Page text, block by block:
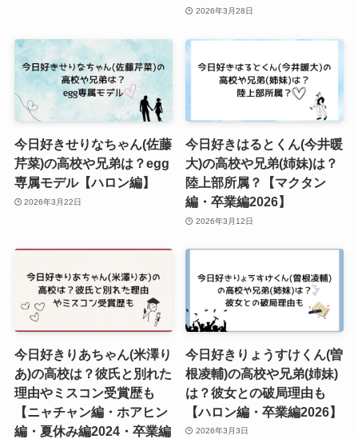
2026年3月28日
今日好きせりなちゃん(佐藤
芹菜)の高校や兄弟は？egg
専属モデル【ハロン編】
2026年3月22日
今日好きはるとくん(今井暖
大)の高校や兄弟(姉妹)は？
陸上部所属？【マクタン
編・卒業編2026】
2026年3月12日
今日好きりあちゃん(米澤り
あ)の高校は？彼氏と別れた
理由やミスコン受賞歴も
【ニャチャン編・ホアヒン
編・夏休み編2024・卒業編
今日好きりょうすけくん(曽
根凌輔)の高校や兄弟(姉妹)
は？彼女との破局理由も
【ハロン編・卒業編2026】
2026年3月3日